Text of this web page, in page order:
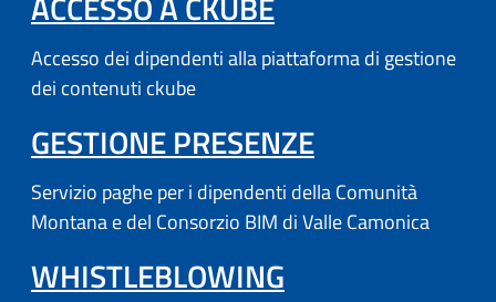
Accesso dei dipendenti alla piattaforma di gestione
dei contenuti ckube
GESTIONE PRESENZE(APRE IN
Servizio paghe per i dipendenti della Comunità
Montana e del Consorzio BIM di Valle Camonica
WHISTLEBLOWING